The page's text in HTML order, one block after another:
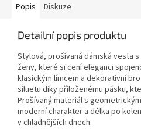
Popis Diskuze
Detailní popis produktu
Stylová, prošívaná dámská vesta
ženy, které si cení eleganci
klasickým límcem a dekorativní
siluetu díky přiloženému pásku,
Prošívaný materiál s
moderní charakter a délka po
v chladnějších dnech.